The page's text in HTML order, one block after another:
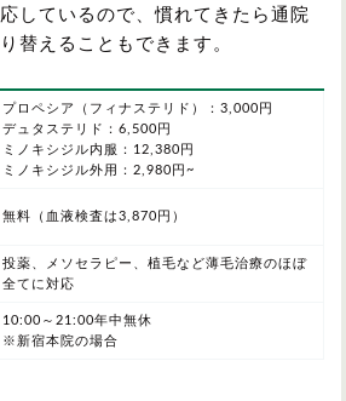
しているので、慣れてきたら通院
替えることもできます。
プロペシア（フィナステリド）：3,000円
デュタステリド：6,500円
ミノキシジル内服：12,380円
ミノキシジル外用：2,980円~
無料（血液検査は3,870円）
投薬、メソセラピー、植毛など薄毛治療のほぼ
全てに対応
10:00～21:00年中無休
※新宿本院の場合